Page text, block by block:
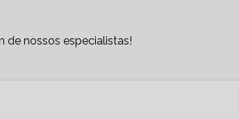
de nossos especialistas!